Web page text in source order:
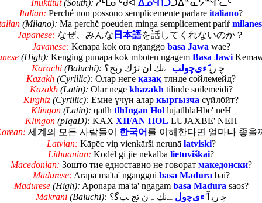
Inuktitut (South): ᓱᒻᒪᓂᒃᑯᐊ ᐃᓄᑦᑎᑐᑐᐃᓐᓇᔭᙱᓚᑦ
Italian: Perché non possono semplicemente parlare italiano?
(Milano): Ma perchč poeuden minga semplicement parlŕmilanes
Japanese: なぜ、みんな 日本語を話してくれないのか？
Javanese: Kenapa kok ora nganggo basa Jawa wae?
(High): Kenging punapa kok mboten ngagem Basa Jawi
Karachi (Baluchi): ﮧﭼ رﭘَءىﭼولب ﮯنك ان ترٌك ربح؟
Kazakh (Cyrillic): Олар неге қазақ тлнде сойлемейд?
Kazakh (Latin): Olar nege khazakh tilinde soilemeidi?
Kirghiz (Cyrillic): Емне үчүн алар кыргызча сүйлбйт?
Klingon (Latin): qatlh tlhIngan HollujatlhlaHbe' neH
Klingon (pIqaD): KAX XIFAN HOL LUJAXBE' NEH
세계의 모든 사람들이 한국어 를 이해한다면 얼마나 좋을
Latvian: Kāpēc viņ vienkārši nerunā latviski?
Lithuanian: Kodėl gi jie nekalba lietuviškai?
Macedonian: Зошто тие едноставно не говорат македонски?
Madurese: Arapa ma'ta' nganggui basa Madura bai?
Madurese (High): Aponapa ma'ta' ngagam basa Madura saos?
Makrani (Baluchi): ﭼ رﭘ آَءىﭼول ﮯنك ﮧن تج ﭗﮔ؟